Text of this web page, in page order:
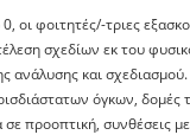
οι φοιτητές/-τριες
σχεδίων εκ του
ανάλυσης και
όγκων, δομές
σε προοπτική, συνθέσεις